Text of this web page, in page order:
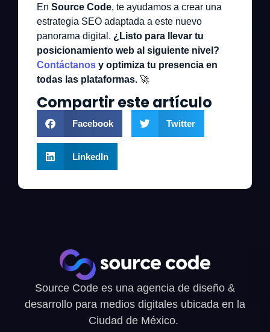
En Source Code, te ayudamos a crear una
estrategia SEO adaptada a este nuevo
panorama digital. ¿Listo para llevar tu
posicionamiento web al siguiente nivel?
Contáctanos y optimiza tu presencia en
todas las plataformas. 🚀
Compartir este artículo
Facebook Twitter
LinkedIn
Source Code es una agencia de diseño &
desarrollo para medios digitales ubicada en la
Ciudad de México.